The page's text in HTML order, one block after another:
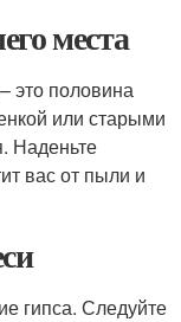
места
это половина
или старыми
Наденьте
вас от пыли и
гипса. Следуйте